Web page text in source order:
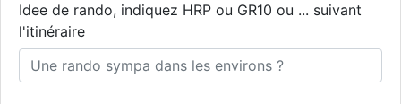
Idee de rando, indiquez HRP ou GR10 ou ... suivant
l'itinéraire